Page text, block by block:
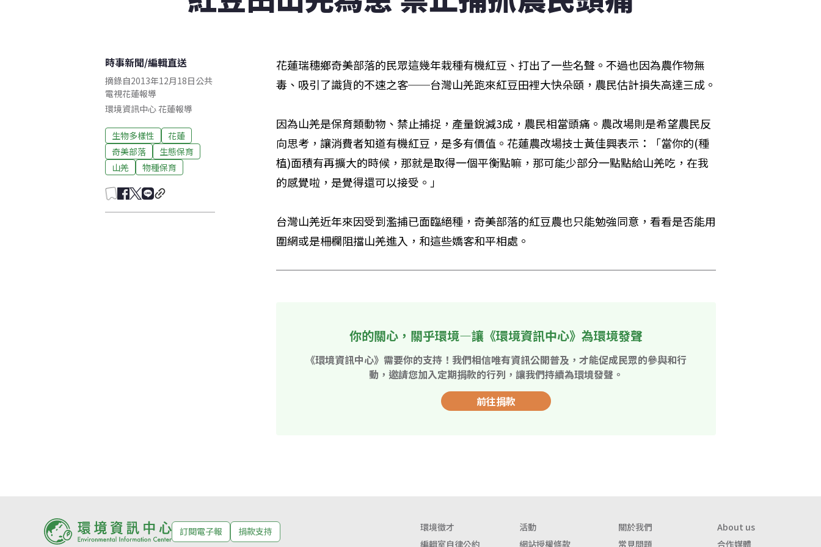
時事新聞/編輯直送
摘錄自2013年12月18日公共
電視花蓮報導
環境資訊中心 花蓮報導
生物多樣性
花蓮
奇美部落
生態保育
山羌
物種保育
花蓮瑞穗鄉奇美部落的民眾這幾年栽種有機紅豆、打出了一些名聲。不過也因為農作物無
毒、吸引了識貨的不速之客──台灣山羌跑來紅豆田裡大快朵頤，農民估計損失高達三成。
因為山羌是保育類動物、禁止捕捉，產量銳減3成，農民相當頭痛。農改場則是希望農民反
向思考，讓消費者知道有機紅豆，是多有價值。花蓮農改場技士黃佳興表示：「當你的(種
植)面積有再擴大的時候，那就是取得一個平衡點嘛，那可能少部分一點點給山羌吃，在我
的感覺啦，是覺得還可以接受。」
台灣山羌近年來因受到濫捕已面臨絕種，奇美部落的紅豆農也只能勉強同意，看看是否能用
圍網或是柵欄阻擋山羌進入，和這些嬌客和平相處。
你的關心，關乎環境—讓《環境資訊中心》為環境發聲
《環境資訊中心》需要你的支持！我們相信唯有資訊公開普及，才能促成民眾的參與和行
動，邀請您加入定期捐款的行列，讓我們持續為環境發聲。
前往捐款
訂閱電子報 捐款支持 環境徵才 活動 關於我們
About us
編輯室自律公約
網站授權條款 常見問題 合作媒體